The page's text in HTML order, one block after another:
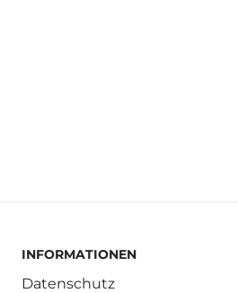
INFORMATIONEN
Datenschutz